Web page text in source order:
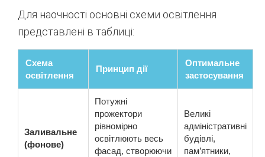
Для наочності основні схеми освітлення
представлені в таблиці:
Схема
освітлення
Принцип дії
Оптимальне
застосування
Заливальне
(фонове)
Потужні
прожектори
рівномірно
освітлюють весь
фасад, створюючи
Великі
адміністративні
будівлі,
пам’ятники,